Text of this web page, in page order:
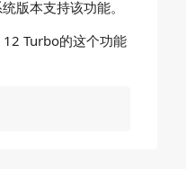
版本支持该功能。
Turbo的这个功能